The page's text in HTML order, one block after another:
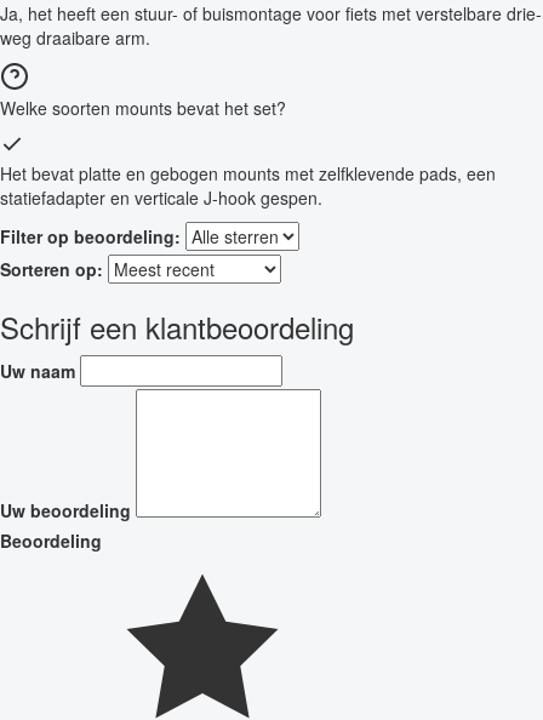
Ja, het heeft een stuur- of buismontage voor fiets met verstelbare drie-
weg draaibare arm.
Welke soorten mounts bevat het set?
Het bevat platte en gebogen mounts met zelfklevende pads, een
statiefadapter en verticale J-hook gespen.
Filter op beoordeling:
Sorteren op:
Schrijf een klantbeoordeling
Uw naam
Uw beoordeling
Beoordeling